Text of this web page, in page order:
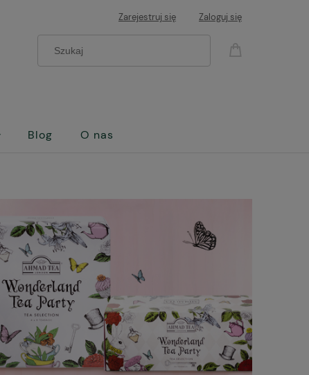
Zarejestruj się Zaloguj się
Blog O nas